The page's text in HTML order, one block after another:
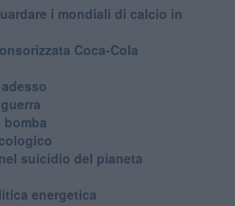
i mondiali di calcio in
Coca-Cola
bomba
suicidio del pianeta
energetica